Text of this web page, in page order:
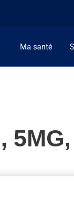
Ma santé
aussi pour